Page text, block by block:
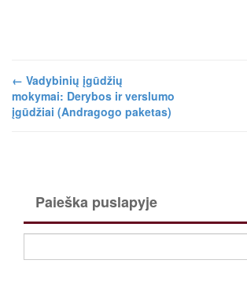
← Vadybinių įgūdžių
mokymai: Derybos ir verslumo
įgūdžiai (Andragogo paketas)
Paieška puslapyje